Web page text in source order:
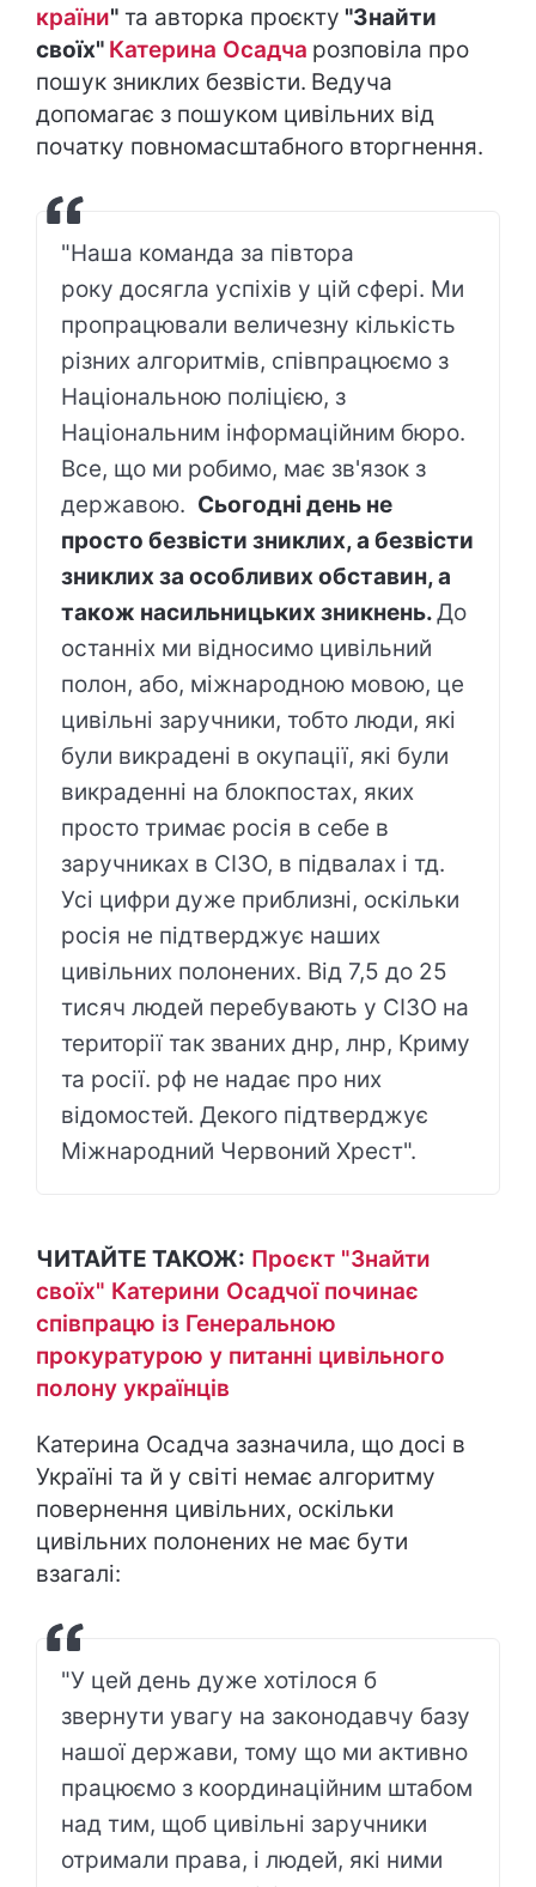
країни" та авторка проєкту "Знайти
своїх" Катерина Осадча розповіла про
пошук зниклих безвісти. Ведуча
допомагає з пошуком цивільних від
початку повномасштабного вторгнення.
"Наша команда за півтора
року досягла успіхів у цій сфері. Ми
пропрацювали величезну кількість
різних алгоритмів, співпрацюємо з
Національною поліцією, з
Національним інформаційним бюро.
Все, що ми робимо, має зв'язок з
державою. Сьогодні день не
просто безвісти зниклих, а безвісти
зниклих за особливих обставин, а
також насильницьких зникнень.До
останніх ми відносимо цивільний
полон, або, міжнародною мовою, це
цивільні заручники, тобто люди, які
були викрадені в окупації, які були
викраденні на блокпостах, яких
просто тримає росія в себе в
заручниках в СІЗО, в підвалах і тд.
Усі цифри дуже приблизні, оскільки
росія не підтверджує наших
цивільних полонених. Від 7,5 до 25
тисяч людей перебувають у СІЗО на
території так званих днр, лнр, Криму
та росії. рф не надає про них
відомостей. Декого підтверджує
Міжнародний Червоний Хрест".
ЧИТАЙТЕ ТАКОЖ: Проєкт "Знайти
своїх" Катерини Осадчої починає
співпрацю із Генеральною
прокуратурою у питанні цивільного
полону українців
Катерина Осадча зазначила, що досі в
Україні та й у світі немає алгоритму
повернення цивільних, оскільки
цивільних полонених не має бути
взагалі:
"У цей день дуже хотілося б
звернути увагу на законодавчу базу
нашої держави, тому що ми активно
працюємо з координаційним штабом
над тим, щоб цивільні заручники
отримали права, і людей, які ними